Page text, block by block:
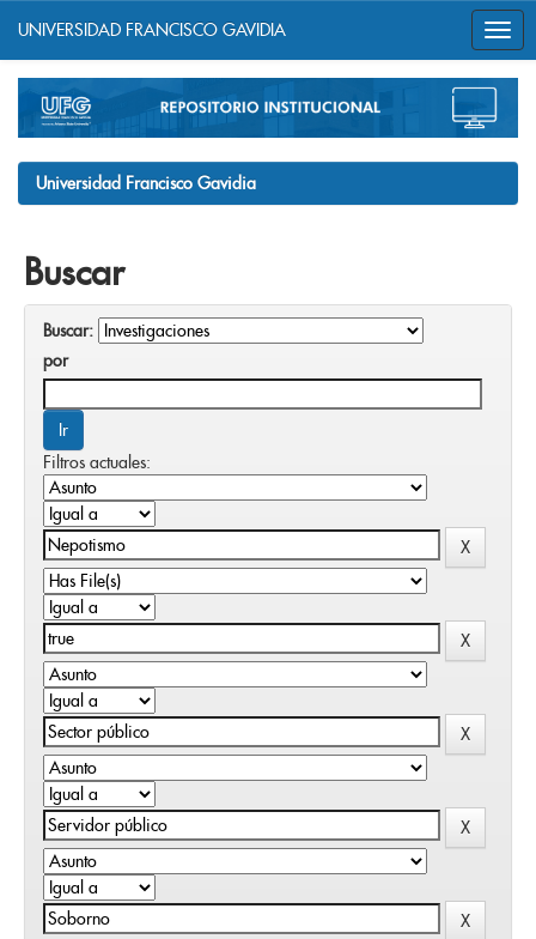
navigation
UNIVERSIDAD FRANCISCO GAVIDIA
Universidad Francisco Gavidia
Buscar
Buscar:
por
Filtros actuales: